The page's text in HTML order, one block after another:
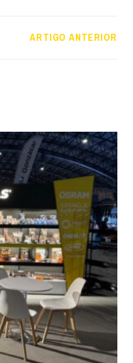
ARTIGO ANTERIOR